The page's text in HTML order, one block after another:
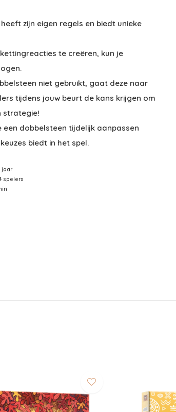
zijn eigen regels en biedt unieke
te creëren, kun je
niet gebruikt, gaat deze naar
tijdens jouw beurt de kans krijgen om
strategie!
een dobbelsteen tijdelijk aanpassen
biedt in het spel.
jaar
spelers